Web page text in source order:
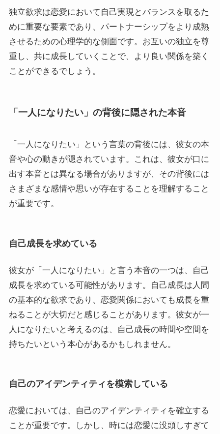
独立欲求は恋愛において自己実現とバランスを取るた
めに重要な要素であり、パートナーシップをより成熟
させるための心理学的な側面です。お互いの独立を尊
重し、共に成長していくことで、より良い関係を築く
ことができるでしょう。
「一人になりたい」の背後に隠された本音
「一人になりたい」という言葉の背後には、彼女の本
音や心の動きが隠されています。これは、彼女が口に
出す本音とは異なる場合がありますが、その背後には
さまざまな感情や思いが存在することを理解すること
が重要です。
自己成長を求めている
彼女が「一人になりたい」と言う本音の一つは、自己
成長を求めている可能性があります。自己成長は人間
の基本的な欲求であり、恋愛関係においても成長を重
ねることが大切だと感じることがあります。彼女が一
人になりたいと考えるのは、自己成長の時間や空間を
持ちたいという本心があるかもしれません。
自己のアイデンティティを模索している
恋愛においては、自己のアイデンティティを確立する
ことが重要です。しかし、時には恋愛に没頭しすぎて